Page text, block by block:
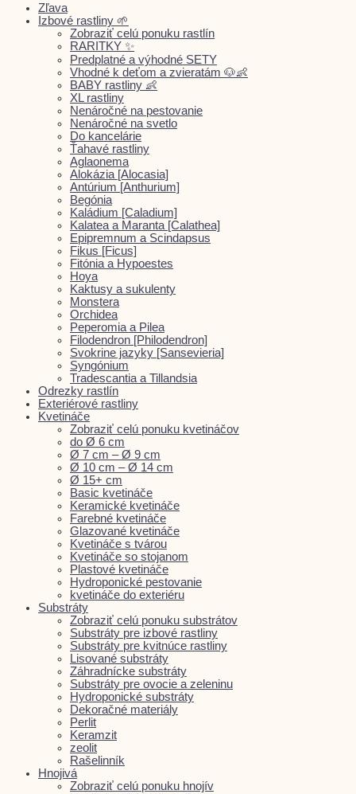
Zľava
Izbové rastliny 🌱
Zobraziť celú ponuku rastlín
RARITKY ✨
Predplatné a výhodné SETY
Vhodné k deťom a zvieratám 🐶👶
BABY rastliny 👶
XL rastliny
Nenáročné na pestovanie
Nenáročné na svetlo
Do kancelárie
Ťahavé rastliny
Aglaonema
Alokázia [Alocasia]
Antúrium [Anthurium]
Begónia
Kaládium [Caladium]
Kalatea a Maranta [Calathea]
Epipremnum a Scindapsus
Fikus [Ficus]
Fitónia a Hypoestes
Hoya
Kaktusy a sukulenty
Monstera
Orchidea
Peperomia a Pilea
Filodendron [Philodendron]
Svokrine jazyky [Sansevieria]
Syngónium
Tradescantia a Tillandsia
Odrezky rastlín
Exteriérové rastliny
Kvetináče
Zobraziť celú ponuku kvetináčov
do Ø 6 cm
Ø 7 cm – Ø 9 cm
Ø 10 cm – Ø 14 cm
Ø 15+ cm
Basic kvetináče
Keramické kvetináče
Farebné kvetináče
Glazované kvetináče
Kvetináče s tvárou
Kvetináče so stojanom
Plastové kvetináče
Hydroponické pestovanie
kvetináče do exteriéru
Substráty
Zobraziť celú ponuku substrátov
Substráty pre izbové rastliny
Substráty pre kvitnúce rastliny
Lisované substráty
Záhradnícke substráty
Substráty pre ovocie a zeleninu
Hydroponické substráty
Dekoračné materiály
Perlit
Keramzit
zeolit
Rašelinník
Hnojivá
Zobraziť celú ponuku hnojív